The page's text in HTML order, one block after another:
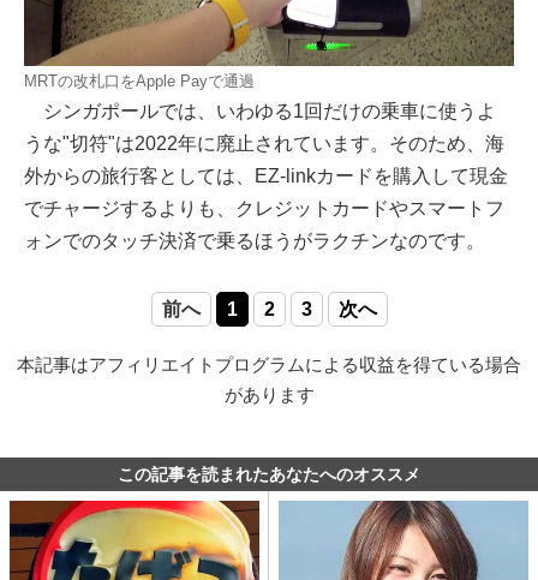
MRTの改札口をApple Payで通過
シンガポールでは、いわゆる1回だけの乗車に使うよ
うな"切符"は2022年に廃止されています。そのため、海
外からの旅行客としては、EZ-linkカードを購入して現金
でチャージするよりも、クレジットカードやスマートフ
ォンでのタッチ決済で乗るほうがラクチンなのです。
前へ 1 2 3 次へ
本記事はアフィリエイトプログラムによる収益を得ている場合
があります
この記事を読まれたあなたへのオススメ